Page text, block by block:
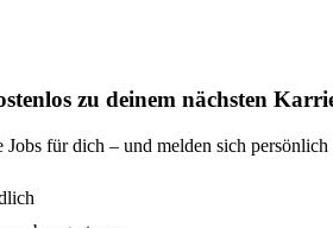
zu deinem nächsten
Jobs für dich – und melden sich